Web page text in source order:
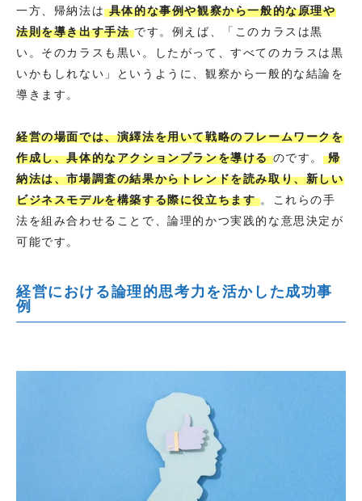
一方、帰納法は具体的な事例や観察から一般的な原理や
法則を導き出す手法です。例えば、「このカラスは黒
い。そのカラスも黒い。したがって、すべてのカラスは黒
いかもしれない」というように、観察から一般的な結論を
導きます。
経営の場面では、演繹法を用いて戦略のフレームワークを
作成し、具体的なアクションプランを導けるのです。帰
納法は、市場調査の結果からトレンドを読み取り、新しい
ビジネスモデルを構築する際に役立ちます。これらの手
法を組み合わせることで、論理的かつ実践的な意思決定が
可能です。
経営における論理的思考力を活かした成功事
例